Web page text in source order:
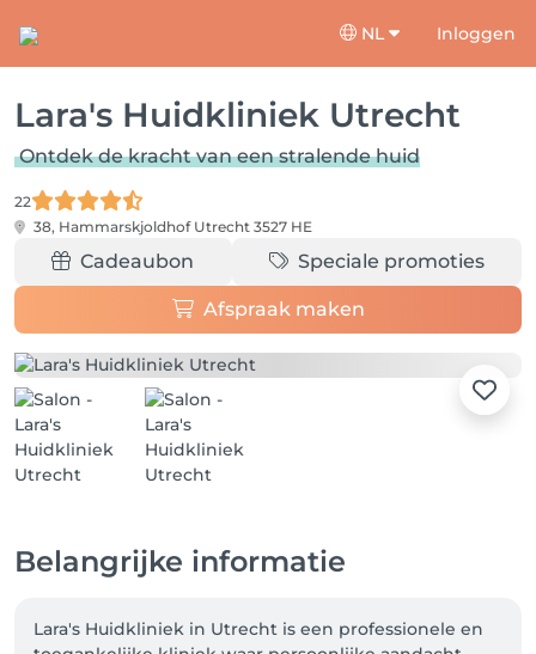
NL Inloggen
Lara's Huidkliniek Utrecht
Ontdek de kracht van een stralende huid
22
38, Hammarskjoldhof Utrecht 3527 HE
Cadeaubon Speciale promoties
Afspraak maken
Belangrijke informatie
Lara's Huidkliniek in Utrecht is een professionele en